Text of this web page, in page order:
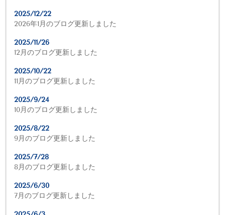
2025/12/22
2026年1月のブログ更新しました
2025/11/26
12月のブログ更新しました
2025/10/22
11月のブログ更新しました
2025/9/24
10月のブログ更新しました
2025/8/22
9月のブログ更新しました
2025/7/28
8月のブログ更新しました
2025/6/30
7月のブログ更新しました